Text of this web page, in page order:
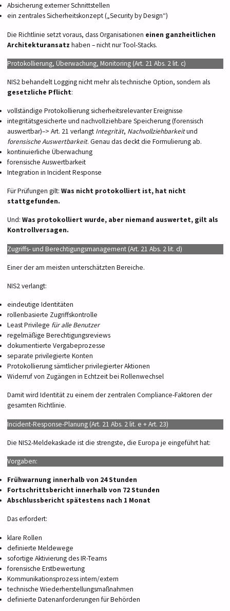
Absicherung externer Schnittstellen
ein zentrales Sicherheitskonzept („Security by Design“)
Die Richtlinie setzt voraus, dass Organisationen einen ganzheitlichen
Architekturansatz haben – nicht nur Tool-Stacks.
Protokollierung, Überwachung, Monitoring (Art. 21 Abs. 2 lit. c)
NIS2 behandelt Logging nicht mehr als technische Option, sondern als
gesetzliche Pflicht:
vollständige Protokollierung sicherheitsrelevanter Ereignisse
integritätsgesicherte und nachvollziehbare Speicherung (forensisch
auswertbar)–> Art. 21 verlangt Integrität, Nachvollziehbarkeitund
forensische Auswertbarkeit. Genau das deckt die Formulierung ab.
kontinuierliche Überwachung
forensische Auswertbarkeit
Integration in Incident Response
Für Prüfungen gilt: Was nicht protokolliert ist, hat nicht
stattgefunden.
Und: Was protokolliert wurde, aber niemand auswertet, gilt als
Kontrollversagen.
Zugriffs- und Berechtigungsmanagement (Art. 21 Abs. 2 lit. d)
Einer der am meisten unterschätzten Bereiche.
NIS2 verlangt:
eindeutige Identitäten
rollenbasierte Zugriffskontrolle
Least Privilege für alle Benutzer
regelmäßige Berechtigungsreviews
dokumentierte Vergabeprozesse
separate privilegierte Konten
Protokollierung sämtlicher privilegierter Aktionen
Widerruf von Zugängen in Echtzeit bei Rollenwechsel
Damit wird Identität zu einem der zentralen Compliance-Faktoren der
gesamten Richtlinie.
Incident-Response-Planung (Art. 21 Abs. 2 lit. e + Art. 23)
Die NIS2-Meldekaskade ist die strengste, die Europa je eingeführt hat:
Vorgaben:
Frühwarnung innerhalb von 24 Stunden
Fortschrittsbericht innerhalb von 72 Stunden
Abschlussbericht spätestens nach 1 Monat
Das erfordert:
klare Rollen
definierte Meldewege
sofortige Aktivierung des IR-Teams
forensische Erstbewertung
Kommunikationsprozess intern/extern
technische Wiederherstellungsmaßnahmen
definierte Datenanforderungen für Behörden